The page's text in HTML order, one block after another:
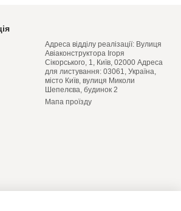
Адреса відділу реалізації: Вулиця
Авіаконструктора Ігоря
Сікорського, 1, Київ, 02000 Адреса
для листування: 03061, Україна,
місто Київ, вулиця Миколи
Шепелєва, будинок 2
Мапа проїзду